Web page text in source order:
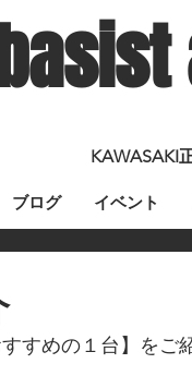
KAWASAKI
ブログ イベント
すめの１台】をご